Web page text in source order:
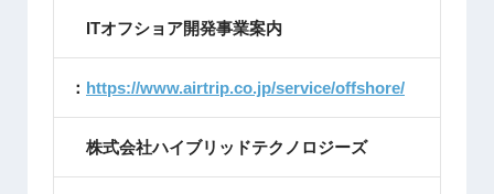
ITオフショア開発事業案内
： https://www.airtrip.co.jp/service/offshore/
株式会社ハイブリッドテクノロジーズ